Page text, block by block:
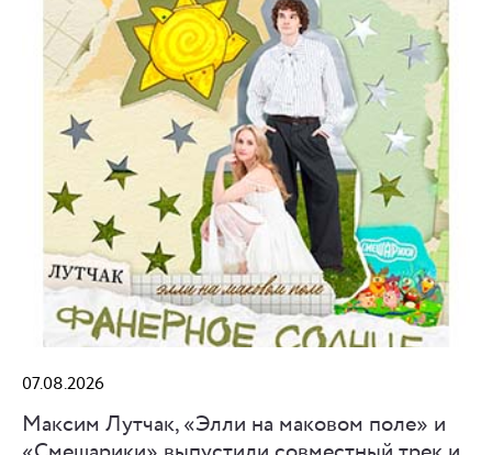
07.08.2026
Максим Лутчак, «Элли на маковом поле» и